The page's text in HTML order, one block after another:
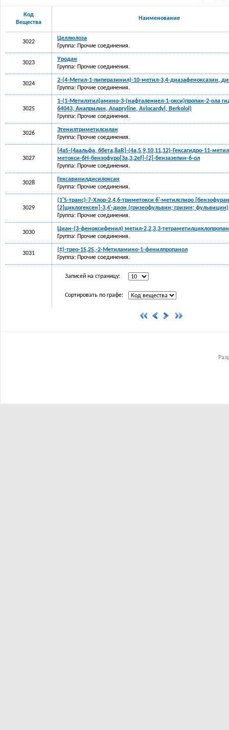
Код
Вещества
Наименование
3022
Целлюлоза
Группа: Прочие соединения.
3023
Уродан
Группа: Прочие соединения.
3024
2-(4-Метил-1-пиперазинил)-10-метил-3,4-диазафеноксазин,
Группа: Прочие соединения.
3025
1-(1-Метилэтил)амино-3-(нафталениел-1-окси)пропан-2-ола
64043, Анаприлин, Anapryline, Avlocardyl, Berkolol)
Группа: Прочие соединения.
3026
Этенилтриметилсилан
Группа: Прочие соединения.
3027
[4aS-(4aальфа, 6бета,8aR]-(4a,5,9,10,11,12)-Гексагидро-11-
метокси-6Н-бензофуро[3а,3,2ef]-[2]-бензазепин-6-ол
Группа: Прочие соединения.
3028
Гексавинилдисилоксан
Группа: Прочие соединения.
3029
(1'S-транс)-7-Хлор-2,4,6-триметокси 6'-метилспиро
[2]циклогексен]-3,4'-дион (гризеофульвин; гризин; фульвицин)
Группа: Прочие соединения.
3030
Циан-(3-феноксифенил) метил-2,2,3,3-
Группа: Прочие соединения.
3031
(±)-трео-1S,2S,-2-Метиламино-1-фенилпропанол
Группа: Прочие соединения.
Записей на страницу:
Сортировать по графе: